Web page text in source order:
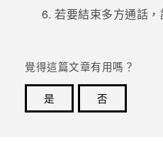
若要結束多方通話
覺得這篇文章有用嗎？
是
否